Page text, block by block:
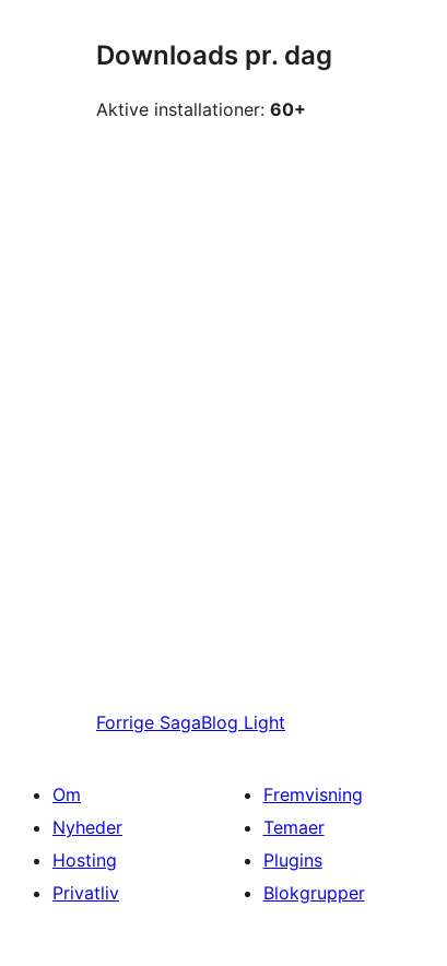
Downloads pr. dag
Aktive installationer: 60+
Forrige SagaBlog Light
Om
Nyheder
Hosting
Privatliv
Fremvisning
Temaer
Plugins
Blokgrupper